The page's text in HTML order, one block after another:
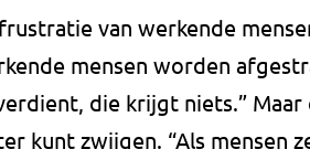
van werkende
mensen worden
die krijgt niets.” Maar
kunt zwijgen. “Als mensen